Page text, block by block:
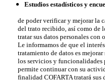
Estudios estadísticos y
de poder verificar y mejorar la
del trato recibido, así como de
tratar sus datos personales con
Le informamos de que el interés
tratamiento de datos es mejorar
los servicios y funcionalidades
permite continuar con su
finalidad COFARTA tratará sus